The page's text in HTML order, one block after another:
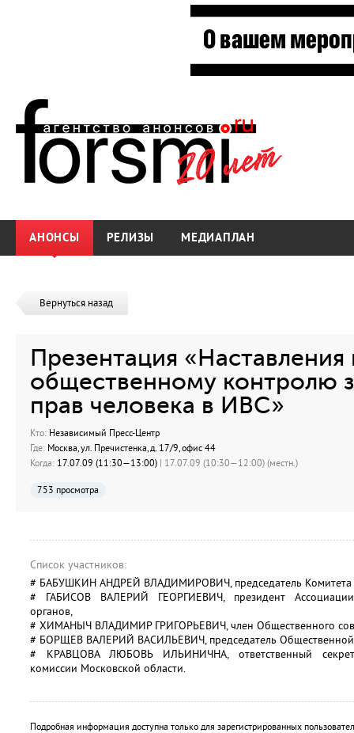
АНОНСЫ РЕЛИЗЫ МЕДИАПЛАН
Вернуться назад
Презентация «Наставления
общественному контролю
прав человека в ИВС»
Кто: Независимый Пресс-Центр
Где: Москва, ул. Пречистенка, д. 17/9, офис 44
Когда: 17.07.09 (11:30—13:00) | 17.07.09 (10:30—12:00) (местн.)
753 просмотра
Список участников:
# БАБУШКИН АНДРЕЙ ВЛАДИМИРОВИЧ, председатель Комитета
# ГАБИСОВ ВАЛЕРИЙ ГЕОРГИЕВИЧ, президент Ассоциации
органов,
# ХИМАНЫЧ ВЛАДИМИР ГРИГОРЬЕВИЧ, член Общественного
# БОРЩЕВ ВАЛЕРИЙ ВАСИЛЬЕВИЧ, председатель Общественной
# КРАВЦОВА ЛЮБОВЬ ИЛЬИНИЧНА, ответственный
комиссии Московской области.
Подробная информация доступна только для зарегистрированных